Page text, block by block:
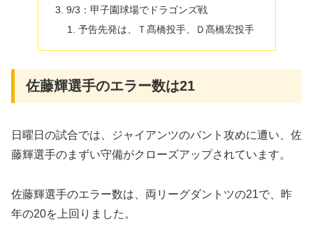
9/3：甲子園球場でドラゴンズ戦
予告先発は、Ｔ髙橋投手、Ｄ髙橋宏投手
佐藤輝選手のエラー数は21
日曜日の試合では、ジャイアンツのバント攻めに遭い、佐
藤輝選手のまずい守備がクローズアップされています。
佐藤輝選手のエラー数は、両リーグダントツの21で、昨
年の20を上回りました。